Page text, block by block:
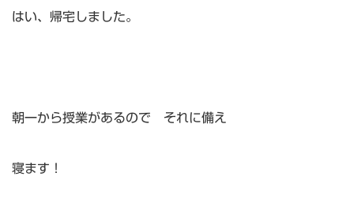
はい、帰宅しました。
朝一から授業があるので それに備え
寝ます！